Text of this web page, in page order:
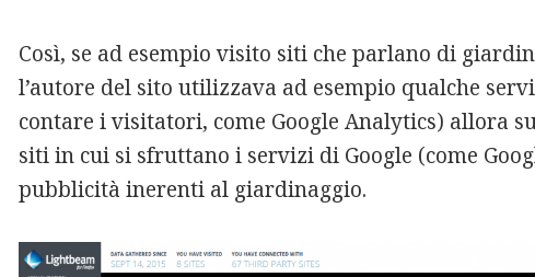
Così, se ad esempio visito siti che parlano di
l’autore del sito utilizzava ad esempio qualche
contare i visitatori, come Google Analytics) allora
siti in cui si sfruttano i servizi di Google (come
pubblicità inerenti al giardinaggio.